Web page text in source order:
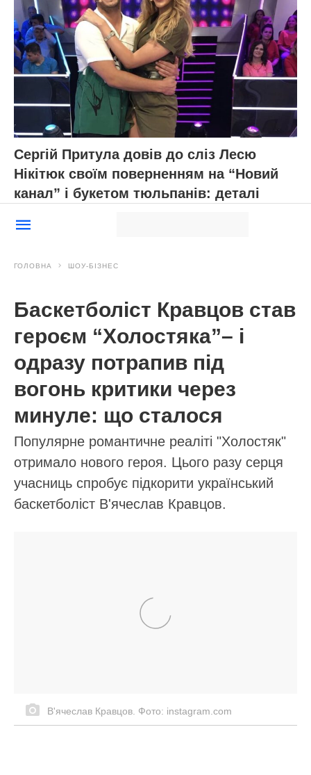
Сергій Притула довів до сліз Лесю
Нікітюк своїм поверненням на “Новий
канал” і букетом тюльпанів: деталі